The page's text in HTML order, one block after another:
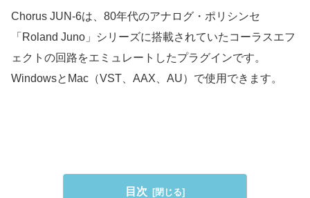
Chorus JUN-6は、80年代のアナログ・ポリシンセ
「Roland Juno」シリーズに搭載されていたコーラスエフ
ェクトの回路をエミュレートしたプラグインです。
WindowsとMac（VST、AAX、AU）で使用できます。
目次